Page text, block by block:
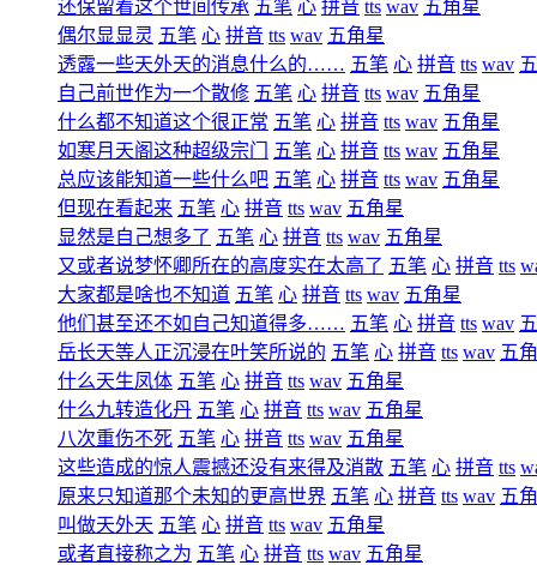
还保留着这个世间传承 五笔 心 拼音 tts wav 五角星
偶尔显显灵 五笔 心 拼音 tts wav 五角星
透露一些天外天的消息什么的…… 五笔 心 拼音 tts wav
自己前世作为一个散修 五笔 心 拼音 tts wav 五角星
什么都不知道这个很正常 五笔 心 拼音 tts wav 五角星
如寒月天阁这种超级宗门
五笔 心 拼音 tts wav 五角星
总应该能知道一些什么吧 五笔 心 拼音 tts wav 五角星
但现在看起来 五笔 心 拼音 tts wav 五角星
显然是自己想多了 五笔 心 拼音 tts wav 五角星
又或者说梦怀卿所在的高度实在太高了 五笔 心 拼音 tts
大家都是啥也不知道 五笔 心 拼音 tts wav 五角星
他们甚至还不如自己知道得多…… 五笔 心 拼音 tts wav
岳长天等人正沉浸在叶笑所说的 五笔 心 拼音 tts wav 五
什么天生凤体 五笔 心 拼音 tts wav 五角星
什么九转造化丹 五笔 心 拼音 tts wav 五角星
八次重伤不死 五笔 心 拼音 tts wav 五角星
这些造成的惊人震撼还没有来得及消散 五笔 心 拼音 tts
原来只知道那个未知的更高世界 五笔 心 拼音 tts wav 五
叫做天外天 五笔 心 拼音 tts wav 五角星
或者直接称之为 五笔 心 拼音 tts wav 五角星